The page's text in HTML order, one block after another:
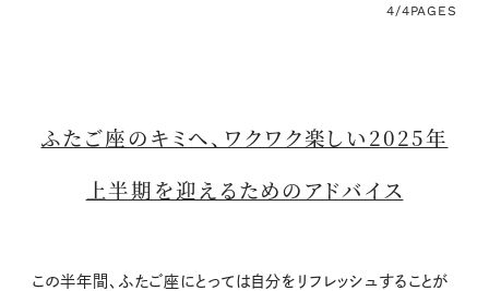
4/4PAGES
ふたご座のキミへ、ワクワク楽しい2025年
上半期を迎えるためのアドバイス
この半年間、ふたご座にとっては自分をリフレッシュすることが